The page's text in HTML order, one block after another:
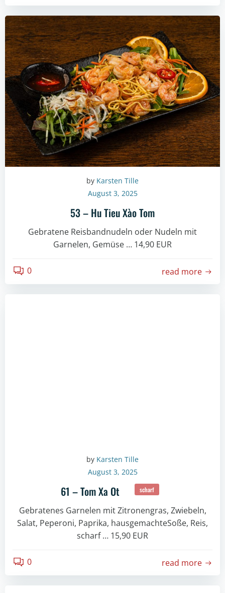
by Karsten Tille
August 3, 2025
53 – Hu Tieu Xào Tom
Gebratene Reisbandnudeln oder Nudeln mit
Garnelen, Gemüse … 14,90 EUR
0 read more
by Karsten Tille
August 3, 2025
61 – Tom Xa Ot scharf
Gebratenes Garnelen mit Zitronengras, Zwiebeln,
Salat, Peperoni, Paprika, hausgemachteSoße, Reis,
scharf … 15,90 EUR
0 read more